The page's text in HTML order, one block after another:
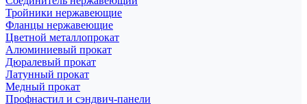
Тройники нержавеющие
Фланцы нержавеющие
Цветной металлопрокат
Алюминиевый прокат
Дюралевый прокат
Латунный прокат
Медный прокат
Профнастил и сэндвич-панели